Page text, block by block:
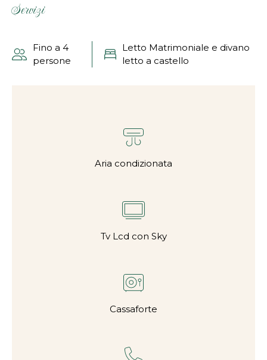
Servizi
Fino a 4
persone
Letto Matrimoniale e divano
letto a castello
Aria condizionata
Tv Lcd con Sky
Cassaforte